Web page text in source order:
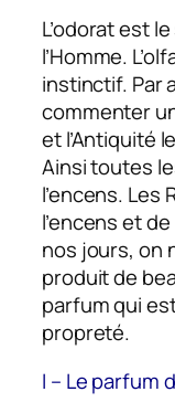
L’odorat est
l’Homme.
instinctif. Par
commenter
et l’Antiquité
Ainsi toutes
l’encens. Les
l’encens et
nos jours, on
produit de
parfum qui
propreté.
I – Le parfum